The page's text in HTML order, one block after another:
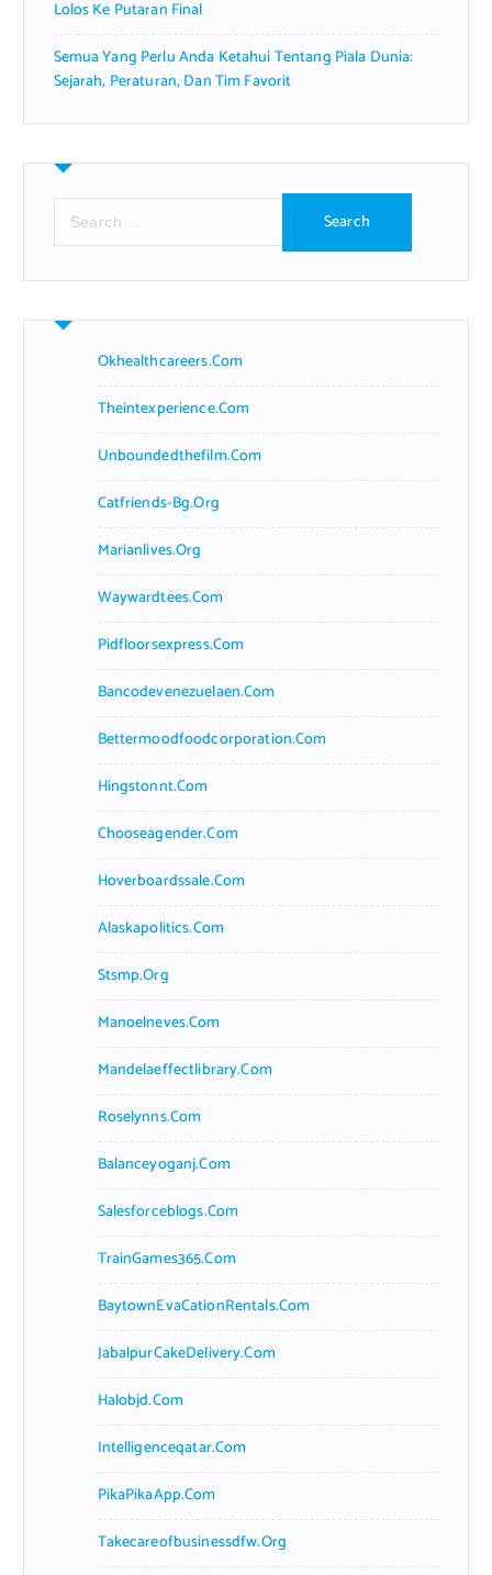
Lolos Ke Putaran Final
Semua Yang Perlu Anda Ketahui Tentang Piala Dunia:
Sejarah, Peraturan, Dan Tim Favorit
r
h
Okhealthcareers.com
Theintexperience.com
Unboundedthefilm.com
Catfriends-Bg.org
Marianlives.org
Waywardtees.com
Pidfloorsexpress.com
Bancodevenezuelaen.com
Bettermoodfoodcorporation.com
Hingstonnt.com
Chooseagender.com
Hoverboardssale.com
Alaskapolitics.com
Stsmp.org
Manoelneves.com
Mandelaeffectlibrary.com
Roselynns.com
Balanceyoganj.com
Salesforceblogs.com
TrainGames365.com
BaytownEvaCationRentals.com
JabalpurCakeDelivery.com
Halobjd.com
Intelligenceqatar.com
PikaPikaApp.com
Takecareofbusinessdfw.org